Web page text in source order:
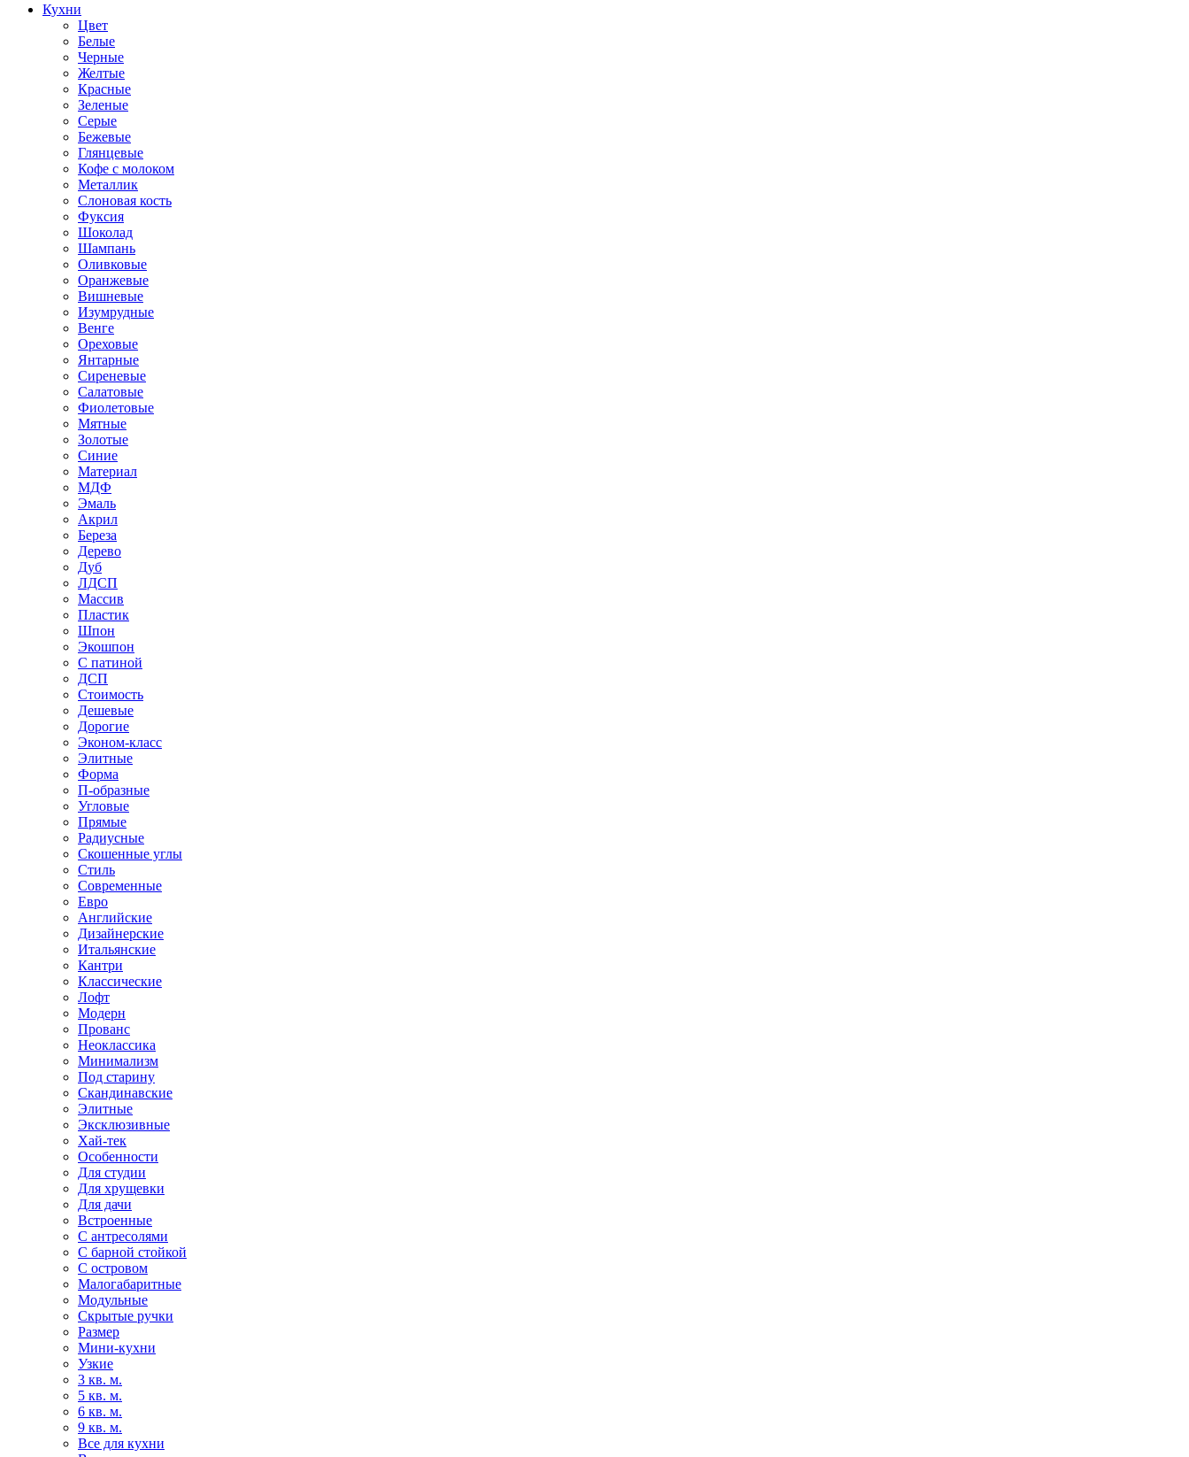
Кухни
Цвет
Белые
Черные
Желтые
Красные
Зеленые
Серые
Бежевые
Глянцевые
Кофе с молоком
Металлик
Слоновая кость
Фуксия
Шоколад
Шампань
Оливковые
Оранжевые
Вишневые
Изумрудные
Венге
Ореховые
Янтарные
Сиреневые
Салатовые
Фиолетовые
Мятные
Золотые
Синие
Материал
МДФ
Эмаль
Акрил
Береза
Дерево
Дуб
ЛДСП
Массив
Пластик
Шпон
Экошпон
С патиной
ДСП
Стоимость
Дешевые
Дорогие
Эконом-класс
Элитные
Форма
П-образные
Угловые
Прямые
Радиусные
Скошенные углы
Стиль
Современные
Евро
Английские
Дизайнерские
Итальянские
Кантри
Классические
Лофт
Модерн
Прованс
Неоклассика
Минимализм
Под старину
Скандинавские
Элитные
Эксклюзивные
Хай-тек
Особенности
Для студии
Для хрущевки
Для дачи
Встроенные
С антресолями
С барной стойкой
С островом
Малогабаритные
Модульные
Скрытые ручки
Размер
Мини-кухни
Узкие
3 кв. м.
5 кв. м.
6 кв. м.
9 кв. м.
Все для кухни